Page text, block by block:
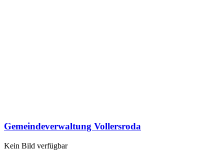
Gemeindeverwaltung Vollersroda
Kein Bild verfügbar